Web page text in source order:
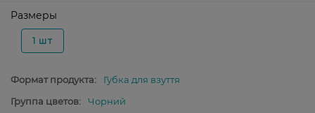
Размеры
1 шт
Формат продукта:
Губка для взуття
Группа цветов:
Чорний